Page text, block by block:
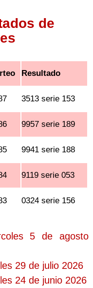
de
Resultado
3513 serie 153
9957 serie 189
9941 serie 188
9119 serie 053
0324 serie 156
5 de agosto
29 de julio 2026
24 de junio 2026